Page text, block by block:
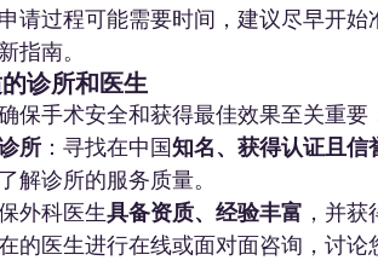
申请过程可能需要时间，建议尽早开
指南。
诊所和医生
保手术安全和获得最佳效果至关重要
所 ：寻找在中国知名、获得认证且信
解诊所的服务质量。
外科医生具备资质、经验丰富 ，并
在的医生进行在线或面对面咨询，讨